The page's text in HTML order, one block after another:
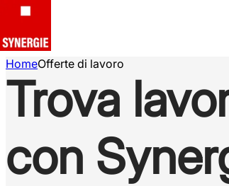
HomeOfferte di lavoro
Trova
con